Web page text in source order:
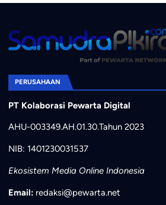
PERUSAHAAN
PT Kolaborasi Pewarta Digital
AHU-003349.AH.01.30.Tahun 2023
NIB: 1401230031537
Ekosistem Media Online Indonesia
Email: redaksi@pewarta.net